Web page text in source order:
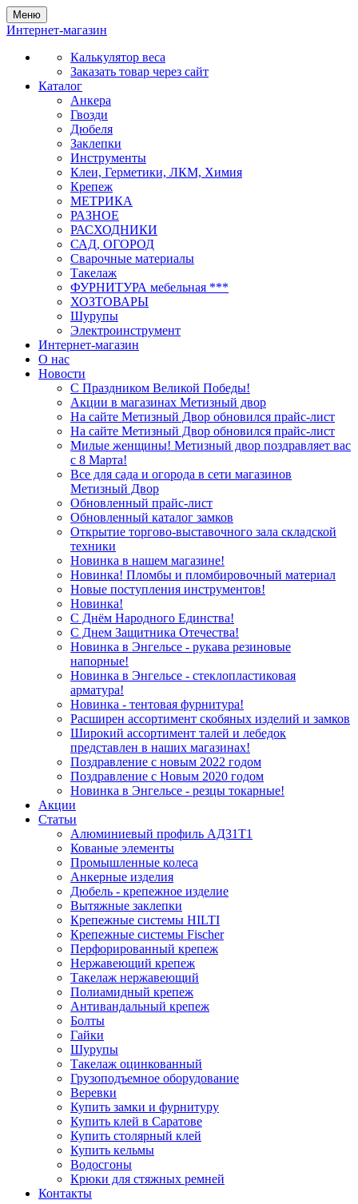
Меню
Интернет-магазин
Калькулятор веса
Заказать товар через сайт
Каталог
Анкера
Гвозди
Дюбеля
Заклепки
Инструменты
Клеи, Герметики, ЛКМ, Химия
Крепеж
МЕТРИКА
РАЗНОЕ
РАСХОДНИКИ
САД, ОГОРОД
Сварочные материалы
Такелаж
ФУРНИТУРА мебельная ***
ХОЗТОВАРЫ
Шурупы
Электроинструмент
Интернет-магазин
О нас
Новости
С Праздником Великой Победы!
Акции в магазинах Метизный двор
На сайте Метизный Двор обновился прайс-лист
На сайте Метизный Двор обновился прайс-лист
Милые женщины! Метизный двор поздравляет вас
с 8 Марта!
Все для сада и огорода в сети магазинов
Метизный Двор
Обновленный прайс-лист
Обновленный каталог замков
Открытие торгово-выставочного зала складской
техники
Новинка в нашем магазине!
Новинка! Пломбы и пломбировочный материал
Новые поступления инструментов!
Новинка!
С Днём Народного Единства!
С Днем Защитника Отечества!
Новинка в Энгельсе - рукава резиновые
напорные!
Новинка в Энгельсе - стеклопластиковая
арматура!
Новинка - тентовая фурнитура!
Расширен ассортимент скобяных изделий и замков
Широкий ассортимент талей и лебедок
представлен в наших магазинах!
Поздравление с новым 2022 годом
Поздравление с Новым 2020 годом
Новинка в Энгельсе - резцы токарные!
Акции
Статьи
Алюминиевый профиль АД31Т1
Кованые элементы
Промышленные колеса
Анкерные изделия
Дюбель - крепежное изделие
Вытяжные заклепки
Крепежные системы HILTI
Крепежные системы Fischer
Перфорированный крепеж
Нержавеющий крепеж
Такелаж нержавеющий
Полиамидный крепеж
Антивандальный крепеж
Болты
Гайки
Шурупы
Такелаж оцинкованный
Грузоподъемное оборудование
Веревки
Купить замки и фурнитуру
Купить клей в Саратове
Купить столярный клей
Купить кельмы
Водосгоны
Крюки для стяжных ремней
Контакты